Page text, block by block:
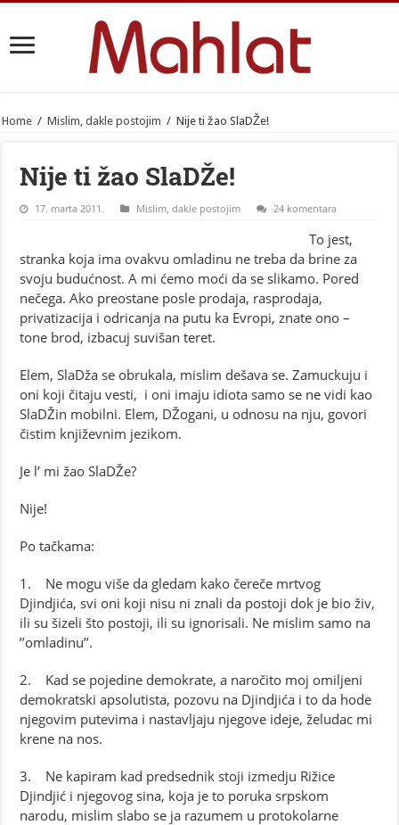
Home / Mislim, dakle postojim / Nije ti žao SlaDŽe!
Nije ti žao SlaDŽe!
17. marta 2011. Mislim, dakle postojim 24 komentara
To jest,
stranka koja ima ovakvu omladinu ne treba da brine za
svoju budućnost. A mi ćemo moći da se slikamo. Pored
nečega. Ako preostane posle prodaja, rasprodaja,
privatizacija i odricanja na putu ka Evropi, znate ono –
tone brod, izbacuj suvišan teret.
Elem, SlaDža se obrukala, mislim dešava se. Zamuckuju i
oni koji čitaju vesti, i oni imaju idiota samo se ne vidi kao
SlaDŽin mobilni. Elem, DŽogani, u odnosu na nju, govori
čistim književnim jezikom.
Je l’ mi žao SlaDŽe?
Nije!
Po tačkama:
1. Ne mogu više da gledam kako čereče mrtvog
Djindjića, svi oni koji nisu ni znali da postoji dok je bio živ,
ili su šizeli što postoji, ili su ignorisali. Ne mislim samo na
’’omladinu’’.
2. Kad se pojedine demokrate, a naročito moj omiljeni
demokratski apsolutista, pozovu na Djindjića i to da hode
njegovim putevima i nastavljaju njegove ideje, želudac mi
krene na nos.
3. Ne kapiram kad predsednik stoji izmedju Rižice
Djindjić i njegovog sina, koja je to poruka srpskom
narodu, mislim slabo se ja razumem u protokolarne